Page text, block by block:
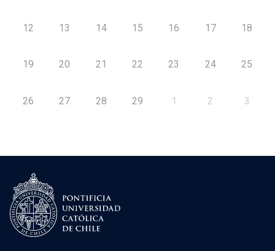
12 13 14 15 16 17 18
19 20 21 22 23 24 25
26 27 28 29 1 2 3